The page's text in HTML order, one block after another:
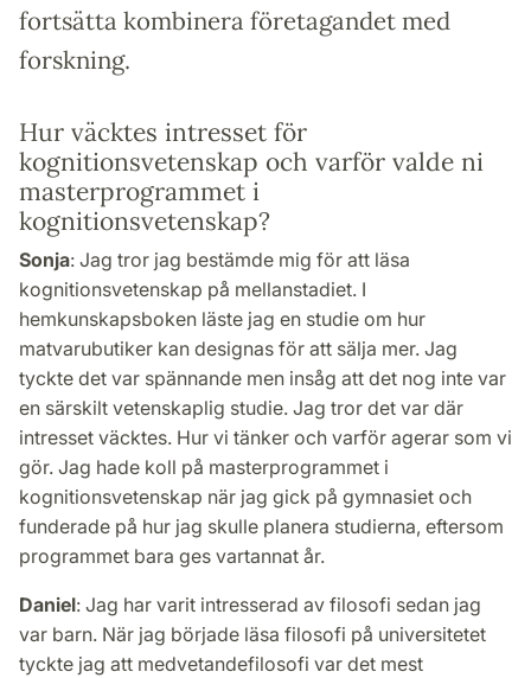
fortsätta kombinera företagandet med
forskning.
Hur väcktes intresset för
kognitionsvetenskap och varför valde ni
masterprogrammet i
kognitionsvetenskap?
Sonja: Jag tror jag bestämde mig för att läsa
kognitionsvetenskap på mellanstadiet. I
hemkunskapsboken läste jag en studie om hur
matvarubutiker kan designas för att sälja mer. Jag
tyckte det var spännande men insåg att det nog inte var
en särskilt vetenskaplig studie. Jag tror det var där
intresset väcktes. Hur vi tänker och varför agerar som vi
gör. Jag hade koll på masterprogrammet i
kognitionsvetenskap när jag gick på gymnasiet och
funderade på hur jag skulle planera studierna, eftersom
programmet bara ges vartannat år.
Daniel: Jag har varit intresserad av filosofi sedan jag
var barn. När jag började läsa filosofi på universitetet
tyckte jag att medvetandefilosofi var det mest